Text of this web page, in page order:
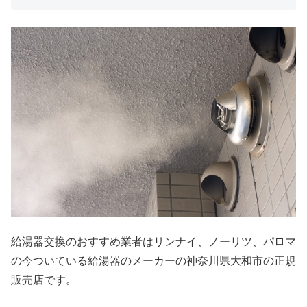
給湯器交換のおすすめ業者はリンナイ、ノーリツ、パロマ
の今ついている給湯器のメーカーの神奈川県大和市の正規
販売店です。